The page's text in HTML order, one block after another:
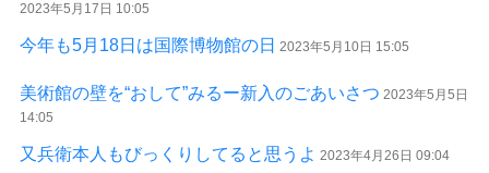
2023年5月17日 10:05
今年も5月18日は国際博物館の日 2023年5月10日 15:05
美術館の壁を“おして”みるー新入のごあいさつ 2023年5月5日
14:05
又兵衛本人もびっくりしてると思うよ 2023年4月26日 09:04